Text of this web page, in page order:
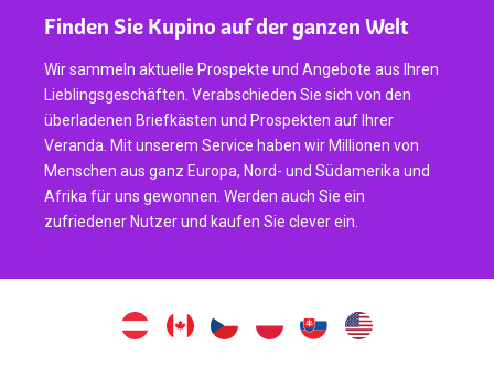
Finden Sie Kupino auf der ganzen Welt
Wir sammeln aktuelle Prospekte und Angebote aus Ihren
Lieblingsgeschäften. Verabschieden Sie sich von den
überladenen Briefkästen und Prospekten auf Ihrer
Veranda. Mit unserem Service haben wir Millionen von
Menschen aus ganz Europa, Nord- und Südamerika und
Afrika für uns gewonnen. Werden auch Sie ein
zufriedener Nutzer und kaufen Sie clever ein.